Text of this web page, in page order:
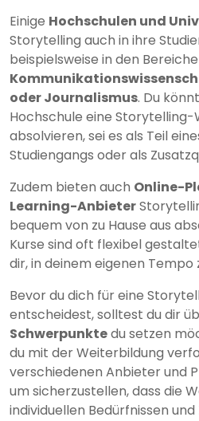
Einige Hochschulen und
Storytelling auch in ihre
beispielsweise in den
oder Journalismus. Du
Hochschule eine
absolvieren, sei es als Teil
Studiengangs oder als
Zudem bieten auch Online-
Learning-Anbieter
bequem von zu Hause aus
Kurse sind oft flexibel
dir, in deinem eigenen Tempo
Bevor du dich für eine
entscheidest, solltest du dir
Schwerpunktedu setzen
du mit der Weiterbildung
verschiedenen Anbieter und
um sicherzustellen, dass die
individuellen Bedürfnissen und